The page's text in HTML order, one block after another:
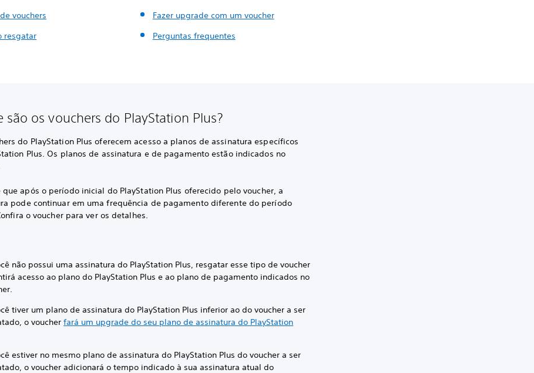
vouchers
resgatar
Fazer upgrade com um voucher
Perguntas frequentes
são os vouchers do PlayStation Plus?
do PlayStation Plus oferecem acesso a planos de assinatura específicos
Plus. Os planos de assinatura e de pagamento estão indicados no
que após o período inicial do PlayStation Plus oferecido pelo voucher, a
pode continuar em uma frequência de pagamento diferente do período
o voucher para ver os detalhes.
não possui uma assinatura do PlayStation Plus, resgatar esse tipo de voucher
acesso ao plano do PlayStation Plus e ao plano de pagamento indicados no
tiver um plano de assinatura do PlayStation Plus inferior ao do voucher a ser
o voucherfará um upgrade do seu plano de assinatura do PlayStation
estiver no mesmo plano de assinatura do PlayStation Plus do voucher a ser
o voucher adicionará o tempo indicado à sua assinatura atual do